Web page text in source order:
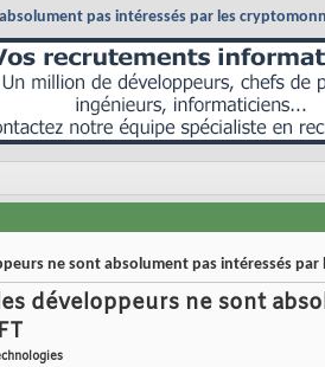
pas intéressés par les
ne sont absolument pas intéressés par
développeurs ne sont